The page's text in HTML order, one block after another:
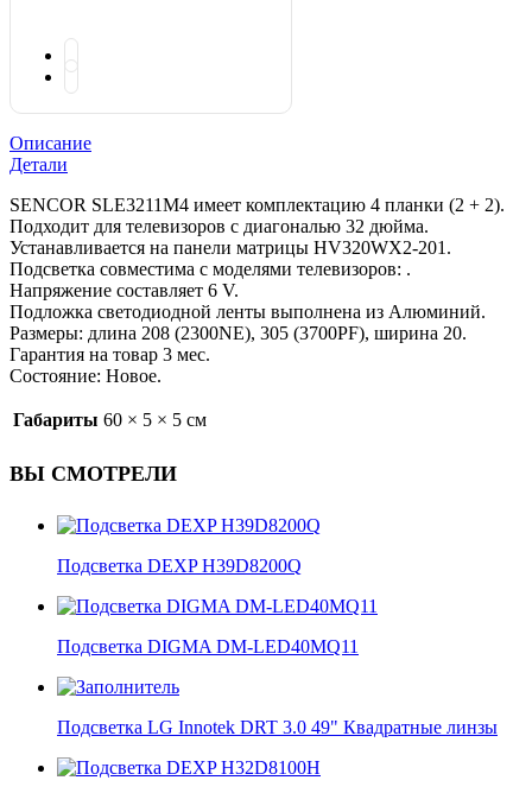
Описание
Детали
SENCOR SLE3211M4 имеет комплектацию 4 планки (2 + 2).
Подходит для телевизоров с диагональю 32 дюйма.
Устанавливается на панели матрицы HV320WX2-201.
Подсветка совместима с моделями телевизоров: .
Напряжение составляет 6 V.
Подложка светодиодной ленты выполнена из Алюминий.
Размеры: длина 208 (2300NE), 305 (3700PF), ширина 20.
Гарантия на товар 3 мес.
Состояние: Новое.
Габариты 60 × 5 × 5 см
ВЫ СМОТРЕЛИ
Подсветка DEXP H39D8200Q
Подсветка DIGMA DM-LED40MQ11
Подсветка LG Innotek DRT 3.0 49" Квадратные линзы